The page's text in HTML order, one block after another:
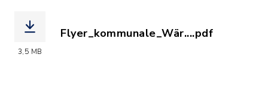
3,5 MB
Flyer_kommunale_Wär....pdf